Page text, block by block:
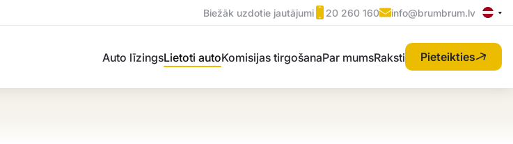
Biežāk uzdotie jautājumi 20 260 160 info@brumbrum.lv
Auto līzingsLietoti autoKomisijas tirgošanaPar mumsRaksti Pieteikties